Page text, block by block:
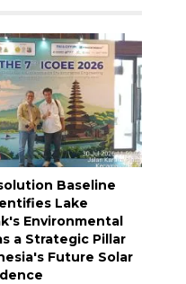
Baseline
Lake
Environmental
a Strategic Pillar
Future Solar